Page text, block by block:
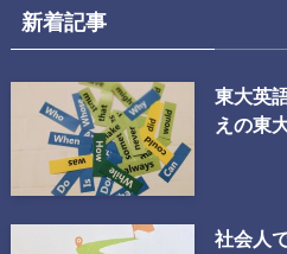
新着記事
東大英
えの東
社会人